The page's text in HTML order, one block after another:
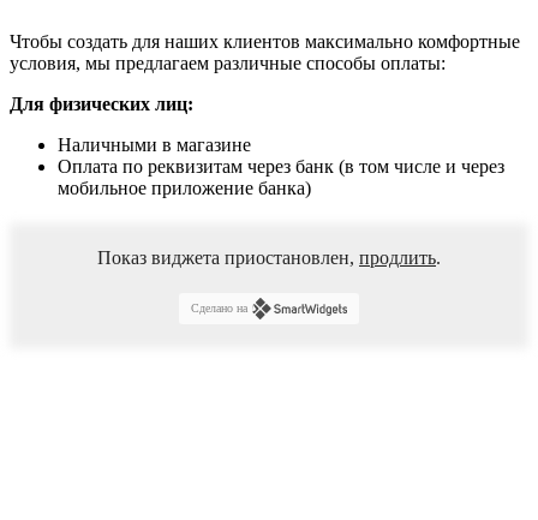
Чтобы создать для наших клиентов максимально комфортные
условия, мы предлагаем различные способы оплаты:
Для физических лиц:
Наличными в магазине
Оплата по реквизитам через банк (в том числе и через
мобильное приложение банка)
Показ виджета приостановлен, продлить.
Сделано на